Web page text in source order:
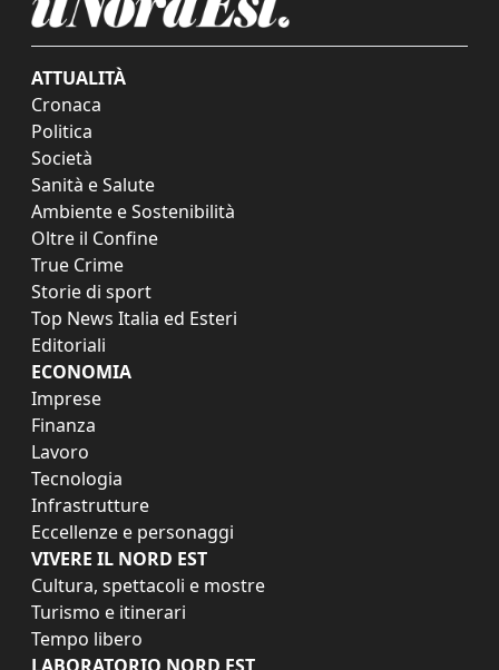
ATTUALITÀ
Cronaca
Politica
Società
Sanità e Salute
Ambiente e Sostenibilità
Oltre il Confine
True Crime
Storie di sport
Top News Italia ed Esteri
Editoriali
ECONOMIA
Imprese
Finanza
Lavoro
Tecnologia
Infrastrutture
Eccellenze e personaggi
VIVERE IL NORD EST
Cultura, spettacoli e mostre
Turismo e itinerari
Tempo libero